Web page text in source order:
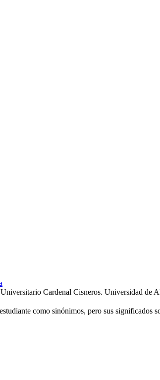
Cardenal Cisneros. Universidad de
como sinónimos, pero sus significados